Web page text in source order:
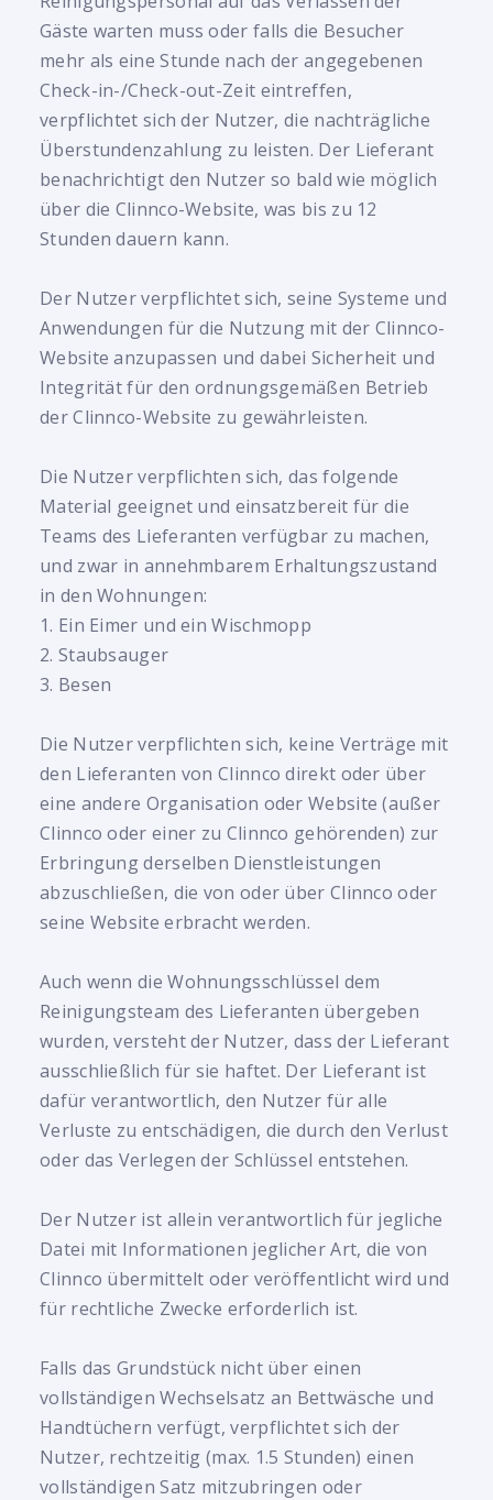
Gäste warten muss oder falls die Besucher
mehr als eine Stunde nach der angegebenen
Check-in-/Check-out-Zeit eintreffen,
verpflichtet sich der Nutzer, die nachträgliche
Überstundenzahlung zu leisten. Der Lieferant
benachrichtigt den Nutzer so bald wie möglich
über die Clinnco-Website, was bis zu 12
Stunden dauern kann.
Der Nutzer verpflichtet sich, seine Systeme und
Anwendungen für die Nutzung mit der Clinnco-
Website anzupassen und dabei Sicherheit und
Integrität für den ordnungsgemäßen Betrieb
der Clinnco-Website zu gewährleisten.
Die Nutzer verpflichten sich, das folgende
Material geeignet und einsatzbereit für die
Teams des Lieferanten verfügbar zu machen,
und zwar in annehmbarem Erhaltungszustand
in den Wohnungen:
1. Ein Eimer und ein Wischmopp
2. Staubsauger
3. Besen
Die Nutzer verpflichten sich, keine Verträge mit
den Lieferanten von Clinnco direkt oder über
eine andere Organisation oder Website (außer
Clinnco oder einer zu Clinnco gehörenden) zur
Erbringung derselben Dienstleistungen
abzuschließen, die von oder über Clinnco oder
seine Website erbracht werden.
Auch wenn die Wohnungsschlüssel dem
Reinigungsteam des Lieferanten übergeben
wurden, versteht der Nutzer, dass der Lieferant
ausschließlich für sie haftet. Der Lieferant ist
dafür verantwortlich, den Nutzer für alle
Verluste zu entschädigen, die durch den Verlust
oder das Verlegen der Schlüssel entstehen.
Der Nutzer ist allein verantwortlich für jegliche
Datei mit Informationen jeglicher Art, die von
Clinnco übermittelt oder veröffentlicht wird und
für rechtliche Zwecke erforderlich ist.
Falls das Grundstück nicht über einen
vollständigen Wechselsatz an Bettwäsche und
Handtüchern verfügt, verpflichtet sich der
Nutzer, rechtzeitig (max. 1.5 Stunden) einen
vollständigen Satz mitzubringen oder